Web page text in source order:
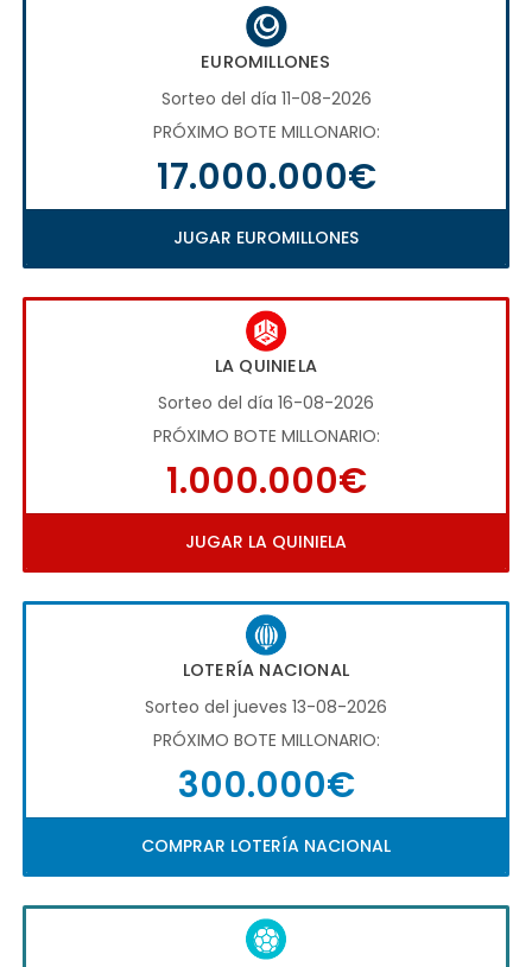
EUROMILLONES
Sorteo del día 11-08-2026
PRÓXIMO BOTE MILLONARIO:
17.000.000€
JUGAR EUROMILLONES
LA QUINIELA
Sorteo del día 16-08-2026
PRÓXIMO BOTE MILLONARIO:
1.000.000€
JUGAR LA QUINIELA
LOTERÍA NACIONAL
Sorteo del jueves 13-08-2026
PRÓXIMO BOTE MILLONARIO:
300.000€
COMPRAR LOTERÍA NACIONAL